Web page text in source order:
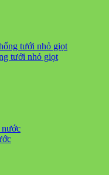
tưới nhỏ giọt